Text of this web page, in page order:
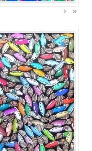
› »